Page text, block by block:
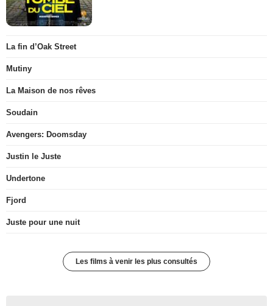
La fin d’Oak Street
Mutiny
La Maison de nos rêves
Soudain
Avengers: Doomsday
Justin le Juste
Undertone
Fjord
Juste pour une nuit
Les films à venir les plus consultés